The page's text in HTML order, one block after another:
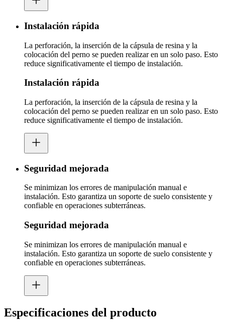
Instalación rápida
La perforación, la inserción de la cápsula de resina y la
colocación del perno se pueden realizar en un solo paso. Esto
reduce significativamente el tiempo de instalación.
Instalación rápida
La perforación, la inserción de la cápsula de resina y la
colocación del perno se pueden realizar en un solo paso. Esto
reduce significativamente el tiempo de instalación.
Seguridad mejorada
Se minimizan los errores de manipulación manual e
instalación. Esto garantiza un soporte de suelo consistente y
confiable en operaciones subterráneas.
Seguridad mejorada
Se minimizan los errores de manipulación manual e
instalación. Esto garantiza un soporte de suelo consistente y
confiable en operaciones subterráneas.
Especificaciones del producto